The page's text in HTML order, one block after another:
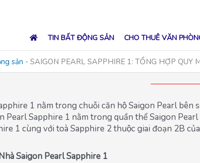
TIN BẤT ĐỘNG SẢN CHO THUÊ VĂN
sản - SAIGON PEARL SAPPHIRE 1: TỔNG HỢP QUY
1 nằm trong chuỗi căn hộ Saigon Pearl bên
Pearl Sapphire 1 nằm trong quần thể Saigon
1 cùng với toà Sapphire 2 thuộc giai đoạn 2B
Saigon Pearl Sapphire 1